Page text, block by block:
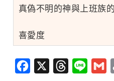
真偽不明的神與上班族
喜愛度
Facebook Threads
Line